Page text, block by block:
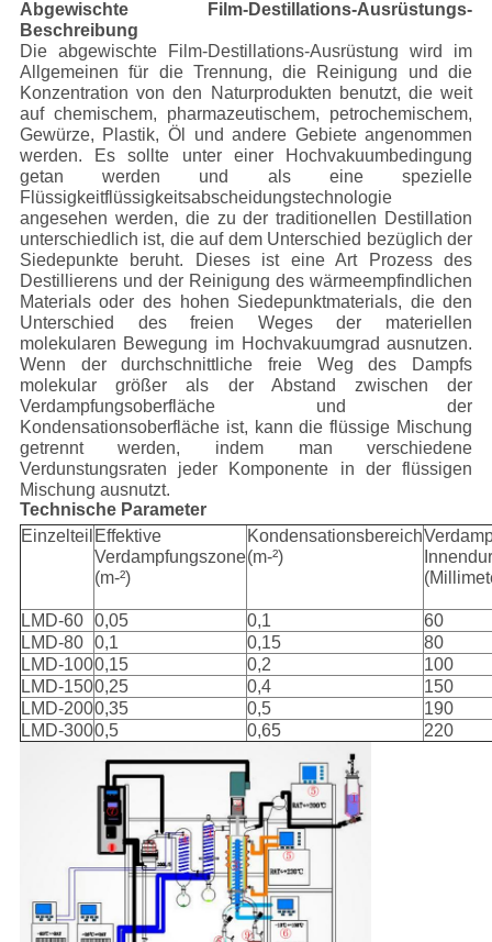
Abgewischte Film-Destillations-Ausrüstungs-
Beschreibung
Die abgewischte Film-Destillations-Ausrüstung wird im
Allgemeinen für die Trennung, die Reinigung und die
Konzentration von den Naturprodukten benutzt, die weit
auf chemischem, pharmazeutischem, petrochemischem,
Gewürze, Plastik, Öl und andere Gebiete angenommen
werden. Es sollte unter einer Hochvakuumbedingung
getan werden und als eine spezielle
Flüssigkeitflüssigkeitsabscheidungstechnologie
angesehen werden, die zu der traditionellen Destillation
unterschiedlich ist, die auf dem Unterschied bezüglich der
Siedepunkte beruht. Dieses ist eine Art Prozess des
Destillierens und der Reinigung des wärmeempfindlichen
Materials oder des hohen Siedepunktmaterials, die den
Unterschied des freien Weges der materiellen
molekularen Bewegung im Hochvakuumgrad ausnutzen.
Wenn der durchschnittliche freie Weg des Dampfs
molekular größer als der Abstand zwischen der
Verdampfungsoberfläche und der
Kondensationsoberfläche ist, kann die flüssige Mischung
getrennt werden, indem man verschiedene
Verdunstungsraten jeder Komponente in der flüssigen
Mischung ausnutzt.
Technische Parameter
Einzelteil Effektive
Verdampfungszone
(m-²)
Kondensationsbereich
(m-²)
LMD-60 0,05 0,1
60
LMD-80 0,1 0,15
80
LMD-1000,15 0,2
100
LMD-1500,25 0,4
150
LMD-2000,35 0,5
190
LMD-3000,5 0,65 220